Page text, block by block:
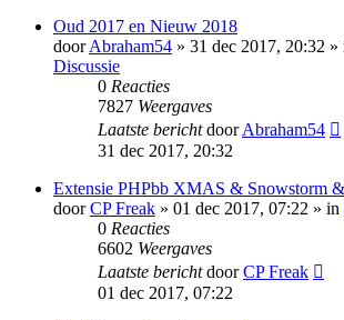
Oud 2017 en Nieuw 2018
doorAbraham54 » 31 dec 2017, 20:32 »
Discussie
0 Reacties
7827 Weergaves
Laatste berichtdoorAbraham54
31 dec 2017, 20:32
Extensie PHPbb XMAS & Snowstorm
doorCP Freak » 01 dec 2017, 07:22 » in
0 Reacties
6602 Weergaves
Laatste berichtdoorCP Freak
01 dec 2017, 07:22